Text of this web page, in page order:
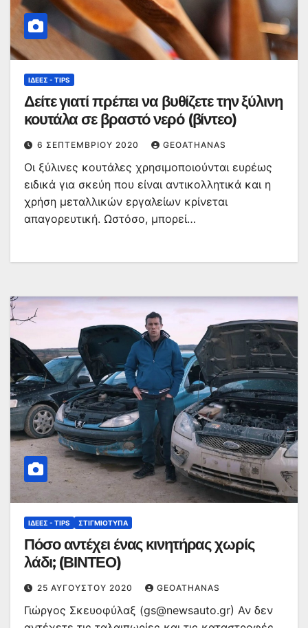
ΙΔΈΕΣ - TIPS
Δείτε γιατί πρέπει να βυθίζετε την ξύλινη
κουτάλα σε βραστό νερό (βίντεο)
6 ΣΕΠΤΕΜΒΡΊΟΥ 2020 GEOATHANAS
Οι ξύλινες κουτάλες χρησιμοποιούνται ευρέως
ειδικά για σκεύη που είναι αντικολλητικά και η
χρήση μεταλλικών εργαλείων κρίνεται
απαγορευτική. Ωστόσο, μπορεί…
ΙΔΈΕΣ - TIPS ΣΤΙΓΜΙΌΤΥΠΑ
Πόσο αντέχει ένας κινητήρας χωρίς
λάδι; (ΒΙΝΤΕΟ)
25 ΑΥΓΟΎΣΤΟΥ 2020 GEOATHANAS
Γιώργος Σκευοφύλαξ (gs@newsauto.gr) Αν δεν